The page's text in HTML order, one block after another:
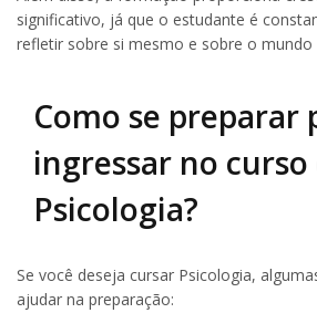
significativo, já que o estudante é
refletir sobre si mesmo e sobre o mundo
Como se preparar
ingressar no curso
Psicologia?
Se você deseja cursar Psicologia,
ajudar na preparação: